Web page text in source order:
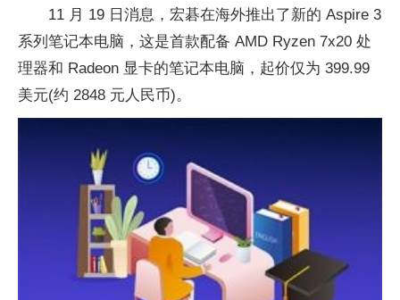
11 月 19 日消息，宏碁在海外推出了新的 Aspire 3
系列笔记本电脑，这是首款配备 AMD Ryzen 7x20 处
理器和 Radeon 显卡的笔记本电脑，起价仅为 399.99
美元(约 2848 元人民币)。